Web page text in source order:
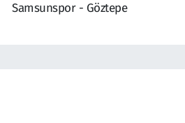
Samsunspor - Göztepe